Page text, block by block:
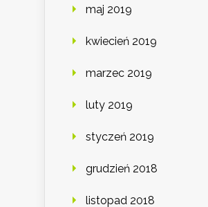
maj 2019
kwiecień 2019
marzec 2019
luty 2019
styczeń 2019
grudzień 2018
listopad 2018